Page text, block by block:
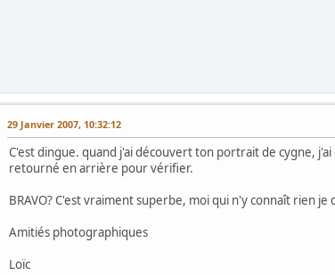
29 Janvier 2007, 10:32:12
C'est dingue. quand j'ai découvert ton portrait de cygne,
retourné en arrière pour vérifier.
BRAVO? C'est vraiment superbe, moi qui n'y connaît rien
Amitiés photographiques
Loïc